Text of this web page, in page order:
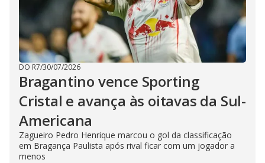
DO R7/30/07/2026
Bragantino vence Sporting
Cristal e avança às oitavas da Sul-
Americana
Zagueiro Pedro Henrique marcou o gol da classificação
em Bragança Paulista após rival ficar com um jogador a
menos